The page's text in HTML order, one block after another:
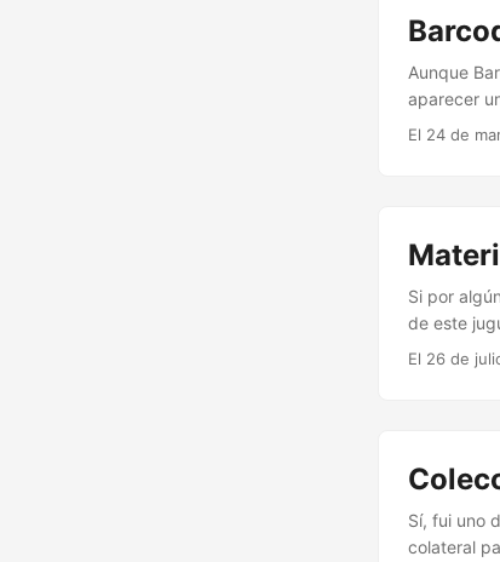
Aunque
aparecer
otras que
El 24 de
Si por
de este
aquí sobre
El 26 de
Sí, fui uno
colateral